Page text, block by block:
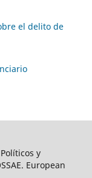
el delito de
y
European